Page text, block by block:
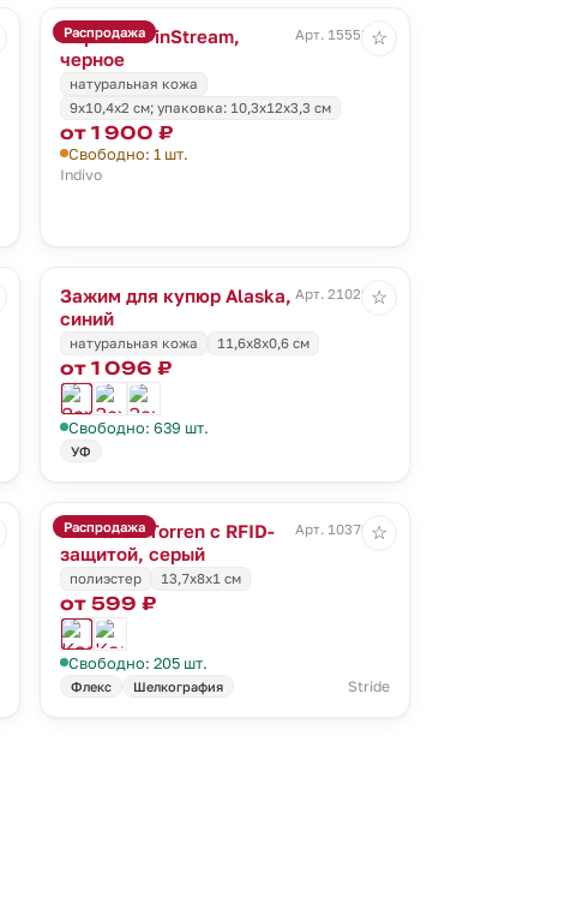
Распродажа
Портмоне inStream,
черное
Арт. 15553.30
натуральная кожа
9х10,4х2 см; упаковка: 10,3х12х3,3 см
от 1 900 ₽
Свободно: 1 шт.
Indivo
☆
Зажим для купюр Alaska,
синий
Арт. 21029.40
натуральная кожа 11,6х8х0,6 см
от 1 096 ₽
Свободно: 639 шт.
УФ
☆
Распродажа
Кошелек Torren с RFID-
защитой, серый
Арт. 10370.10
полиэстер 13,7х8х1 см
от 599 ₽
Свободно: 205 шт.
Флекс Шелкография Stride
☆